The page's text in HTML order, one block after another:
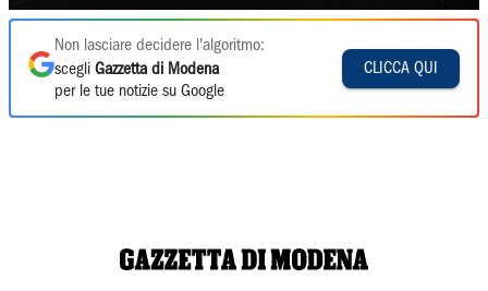
Non lasciare decidere l'algoritmo:
scegli Gazzetta di Modena
per le tue notizie su Google
CLICCA QUI